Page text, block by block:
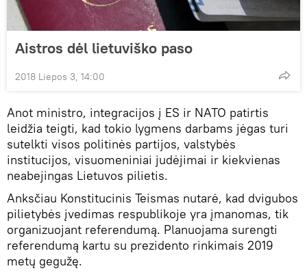
Aistros dėl lietuviško paso
2018 Liepos 3, 14:00
Anot ministro, integracijos į ES ir NATO patirtis
leidžia teigti, kad tokio lygmens darbams jėgas turi
sutelkti visos politinės partijos, valstybės
institucijos, visuomeniniai judėjimai ir kiekvienas
neabejingas Lietuvos pilietis.
Anksčiau Konstitucinis Teismas nutarė, kad dvigubos
pilietybės įvedimas respublikoje yra įmanomas, tik
organizuojant referendumą. Planuojama surengti
referendumą kartu su prezidento rinkimais 2019
metų gegužę.